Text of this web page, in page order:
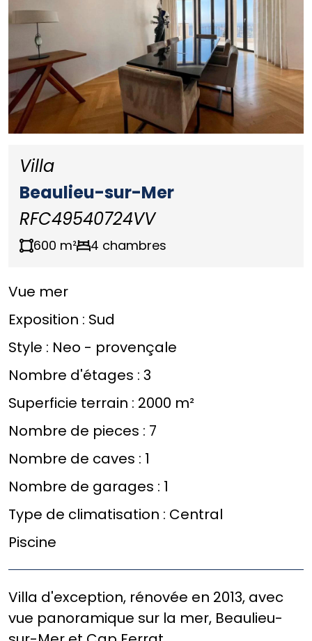
Villa
Beaulieu-sur-Mer
RFC49540724VV
600 m² 4 chambres
Vue mer
Exposition : Sud
Style : Neo - provençale
Nombre d'étages : 3
Superficie terrain : 2000 m²
Nombre de pieces : 7
Nombre de caves : 1
Nombre de garages : 1
Type de climatisation : Central
Piscine
Villa d'exception, rénovée en 2013, avec
vue panoramique sur la mer, Beaulieu-